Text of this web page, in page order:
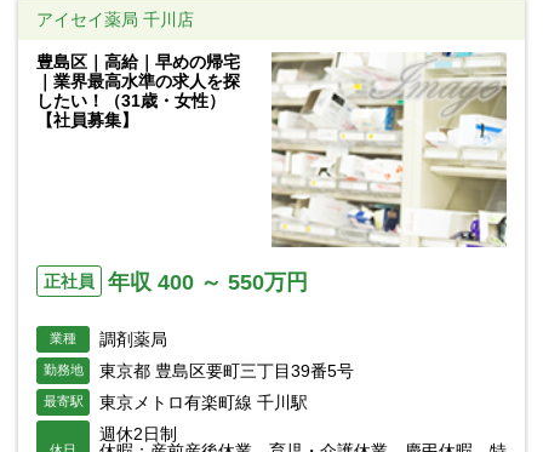
アイセイ薬局 千川店
豊島区｜高給｜早めの帰宅
｜業界最高水準の求人を探
したい！（31歳・女性）
【社員募集】
正社員 年収 400 ～ 550万円
業種 調剤薬局
勤務地 東京都 豊島区要町三丁目39番5号
最寄駅 東京メトロ有楽町線 千川駅
週休2日制